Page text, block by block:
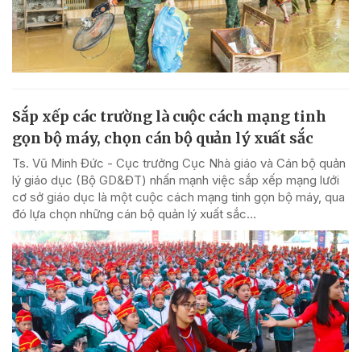
Sắp xếp các trường là cuộc cách mạng tinh
gọn bộ máy, chọn cán bộ quản lý xuất sắc
Ts. Vũ Minh Đức - Cục trưởng Cục Nhà giáo và Cán bộ quản
lý giáo dục (Bộ GD&ĐT) nhấn mạnh việc sắp xếp mạng lưới
cơ sở giáo dục là một cuộc cách mạng tinh gọn bộ máy, qua
đó lựa chọn những cán bộ quản lý xuất sắc...